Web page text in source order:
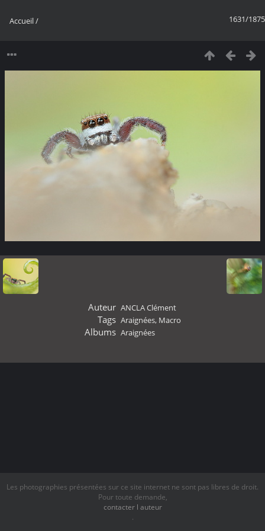
1631/1875
Accueil/
Auteur ANCLA Clément
Tags Araignées, Macro
Albums Araignées
Les photographies présentées sur ce site internet ne sont pas libres de droit.
Pour toute demande,
contacter l auteur
.